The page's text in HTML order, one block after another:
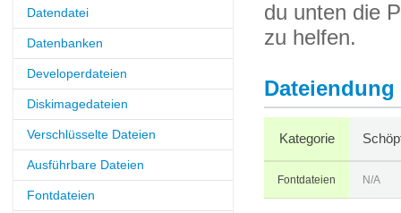
Datendatei
Datenbanken
Developerdateien
Diskimagedateien
Verschlüsselte Dateien
Ausführbare Dateien
Fontdateien
du unten die
zu helfen.
Dateiendung
Kategorie
Fontdateien N/A